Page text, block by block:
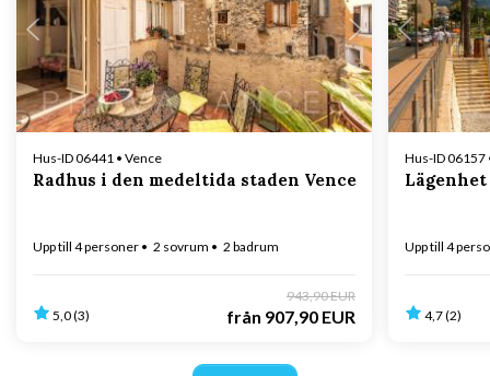
Laddar...
Hus-ID 06441 • Vence
Radhus i den medeltida staden Vence
Upp till 4 personer 2 sovrum 2 badrum
5,0 (3)
943,90 EUR
från 907,90 EUR
Hus-ID 06157
Upp till 4
4,7 (2)